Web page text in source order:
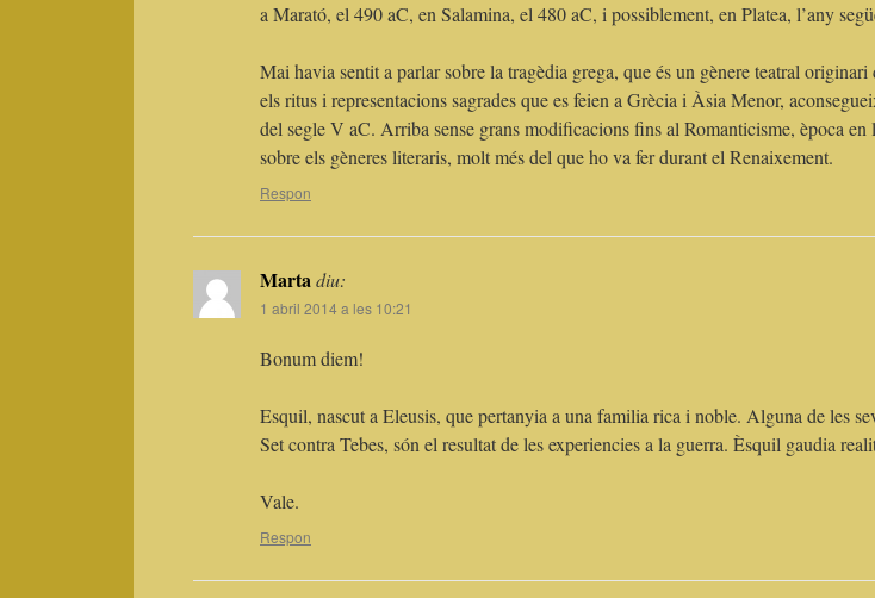
a Marató, el 490 aC, en Salamina, el 480 aC, i possiblement, en Platea, l’any
Mai havia sentit a parlar sobre la tragèdia grega, que és un gènere teatral
els ritus i representacions sagrades que es feien a Grècia i Àsia Menor,
del segle V aC. Arriba sense grans modificacions fins al Romanticisme, època en
sobre els gèneres literaris, molt més del que ho va fer durant el Renaixement.
Respon
Martadiu:
1 abril 2014 a les 10:21
Bonum diem!
Esquil, nascut a Eleusis, que pertanyia a una familia rica i noble. Alguna de les
Set contra Tebes, són el resultat de les experiencies a la guerra. Èsquil gaudia
Vale.
Respon